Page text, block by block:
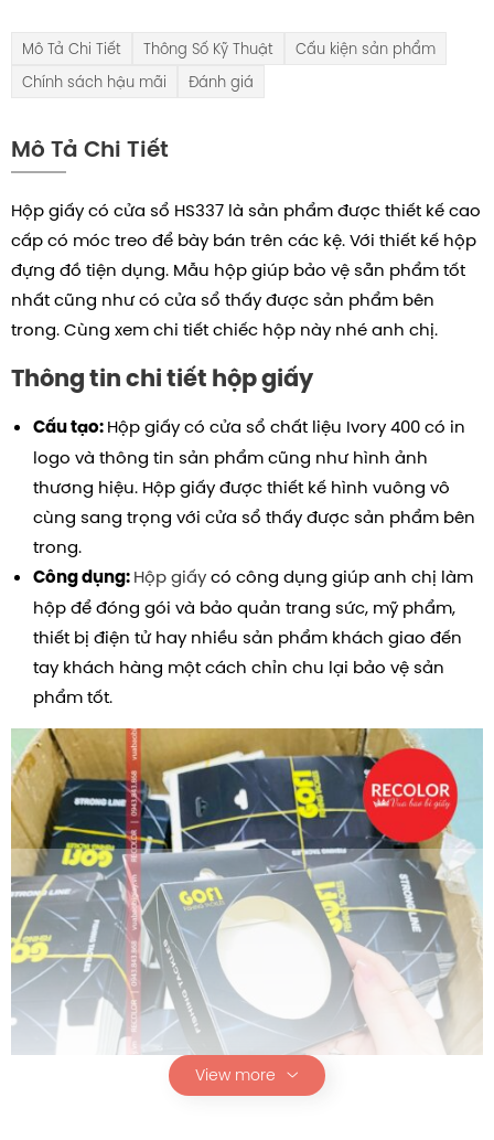
Mô Tả Chi Tiết Thông Số Kỹ Thuật
Cấu kiện sản phẩm
Chính sách hậu mãi
Đánh giá
Mô Tả Chi Tiết
Hộp giấy có cửa sổ HS337 là sản phẩm được thiết kế cao
cấp có móc treo để bày bán trên các kệ. Với thiết kế hộp
đựng đồ tiện dụng. Mẫu hộp giúp bảo vệ sẵn phẩm tốt
nhất cũng như có cửa sổ thấy được sản phẩm bên
trong. Cùng xem chi tiết chiếc hộp này nhé anh chị.
Thông tin chi tiết hộp giấy
Cấu tạo: Hộp giấy có cửa sổ chất liệu Ivory 400 có in
logo và thông tin sản phẩm cũng như hình ảnh
thương hiệu. Hộp giấy được thiết kế hình vuông vô
cùng sang trọng với cửa sổ thấy được sản phẩm bên
trong.
Công dụng: Hộp giấycó công dụng giúp anh chị làm
hộp để đóng gói và bảo quản trang sức, mỹ phẩm,
thiết bị điện tử hay nhiều sản phẩm khách giao đến
tay khách hàng một cách chỉn chu lại bảo vệ sản
phẩm tốt.
View more